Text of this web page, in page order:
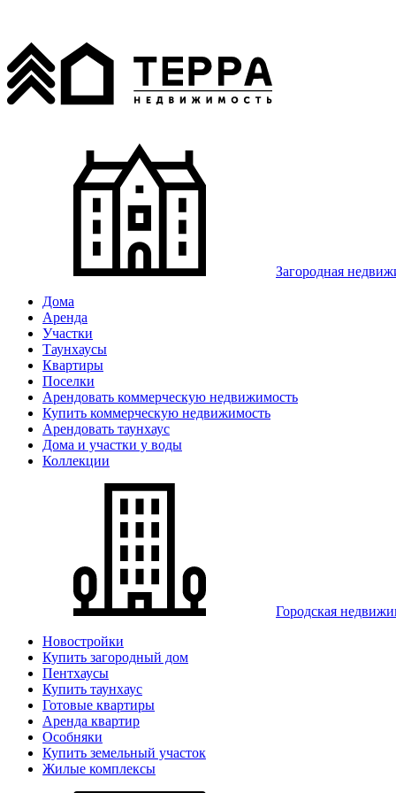
Загородная
Дома
Аренда
Участки
Таунхаусы
Квартиры
Поселки
Арендовать коммерческую недвижимость
Купить коммерческую недвижимость
Арендовать таунхаус
Дома и участки у воды
Коллекции
Городская
Новостройки
Купить загородный дом
Пентхаусы
Купить таунхаус
Готовые квартиры
Аренда квартир
Особняки
Купить земельный участок
Жилые комплексы